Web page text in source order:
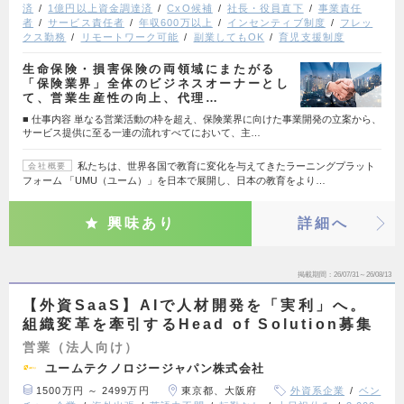
済 1億円以上資金調達済 CxO候補 社長・役員直下
事業責任
者
サービス責任者 年収600万以上 インセンティブ制度
フレッ
クス勤務
リモートワーク可能 副業してもOK 育児支援制度
生命保険・損害保険の両領域にまたがる
「保険業界」全体のビジネスオーナーとし
て、営業生産性の向上、代理…
■ 仕事内容 単なる営業活動の枠を超え、保険業界に向けた事業開発の立案から、
サービス提供に至る一連の流れすべてにおいて、主…
会社概要
私たちは、世界各国で教育に変化を与えてきたラーニングプラット
フォーム 「UMU（ユーム）」を日本で展開し、日本の教育をより…
興味あり 詳細へ
掲載期間 26/07/31～26/08/13
【外資SaaS】AIで人材開発を「実利」へ。
組織変革を牽引するHead of Solution募集
営業（法人向け）
ユームテクノロジージャパン株式会社
1500万円 ～ 2499万円 東京都、大阪府 外資系企業
ベン